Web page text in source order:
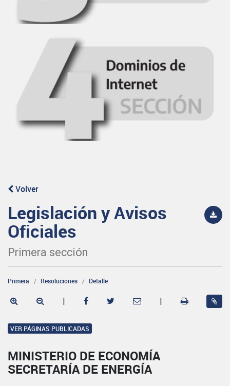
Volver
Legislación y Avisos
Oficiales
Primera sección
Primera Resoluciones Detalle
| |
VER PÁGINAS PUBLICADAS
MINISTERIO DE ECONOMÍA
SECRETARÍA DE ENERGÍA